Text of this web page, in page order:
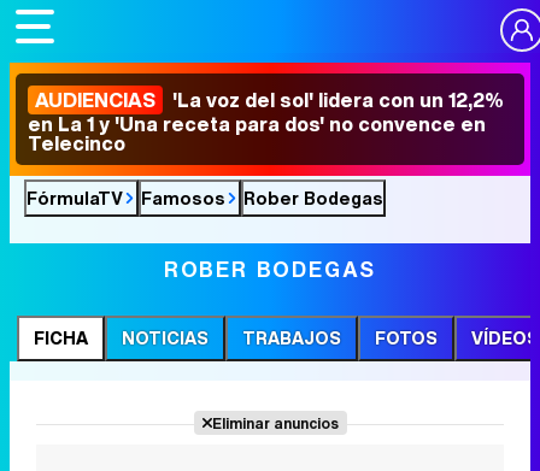
AUDIENCIAS 'La voz del sol' lidera con un 12,2%
en La 1 y 'Una receta para dos' no convence en
Telecinco
FórmulaTV Famosos Rober Bodegas
ROBER BODEGAS
FICHA NOTICIAS TRABAJOS FOTOS VÍDEOS
Eliminar anuncios